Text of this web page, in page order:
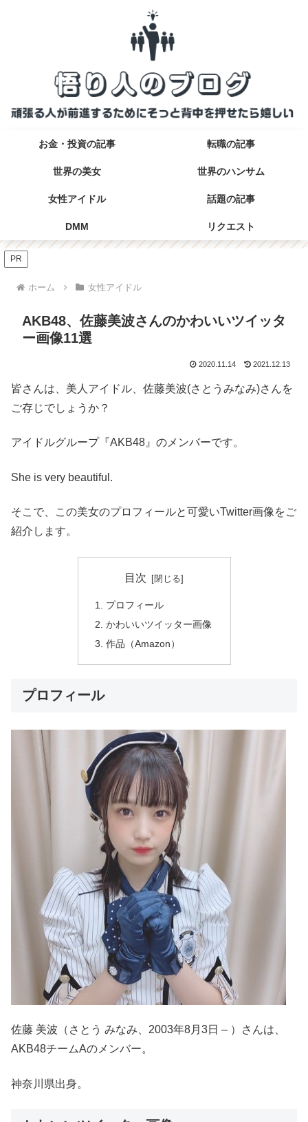
お金・投資の記事 転職の記事
世界の美女 世界のハンサム
女性アイドル 話題の記事
DMM リクエスト
PR
ホーム 女性アイドル
AKB48、佐藤美波さんのかわいいツイッタ
ー画像11選
2020.11.14 2021.12.13
皆さんは、美人アイドル、佐藤美波(さとうみなみ)さんを
ご存じでしょうか？
アイドルグループ『AKB48』のメンバーです。
She is very beautiful.
そこで、この美女のプロフィールと可愛いTwitter画像をご
紹介します。
目次
プロフィール
かわいいツイッター画像
作品（Amazon）
プロフィール
佐藤 美波（さとう みなみ、2003年8月3日 – ）さんは、
AKB48チームAのメンバー。
神奈川県出身。